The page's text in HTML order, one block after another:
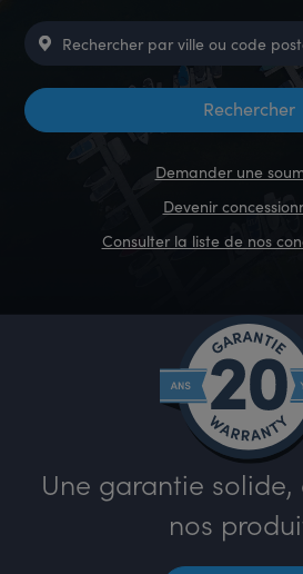
Consulter la liste de nos
Devenir
Demander une
Une garantie
nos